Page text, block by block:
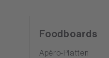
Foodboards
Apéro-Platten